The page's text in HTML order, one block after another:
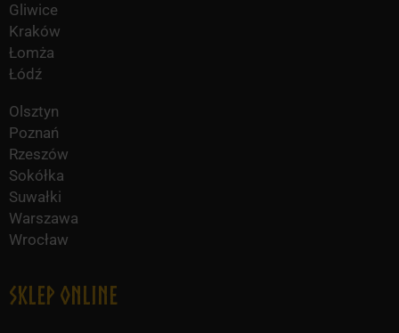
Gliwice
Kraków
Łomża
Łódź
Olsztyn
Poznań
Rzeszów
Sokółka
Suwałki
Warszawa
Wrocław
Sklep online